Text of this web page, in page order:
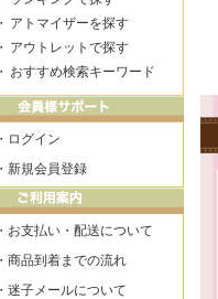
・ アトマイザーを探す
・ アウトレットで探す
・ おすすめ検索キーワード
・ ログイン
・ 新規会員登録
・ お支払い・配送について
・ 商品到着までの流れ
・ 迷子メールについて